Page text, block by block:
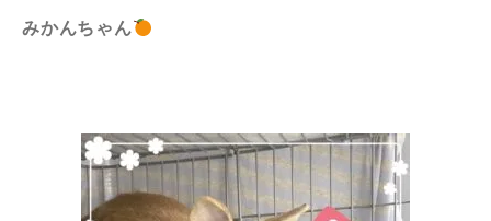
みかんちゃん